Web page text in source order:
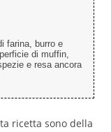
farina, burro e
di muffin,
e resa ancora
ricetta sono della